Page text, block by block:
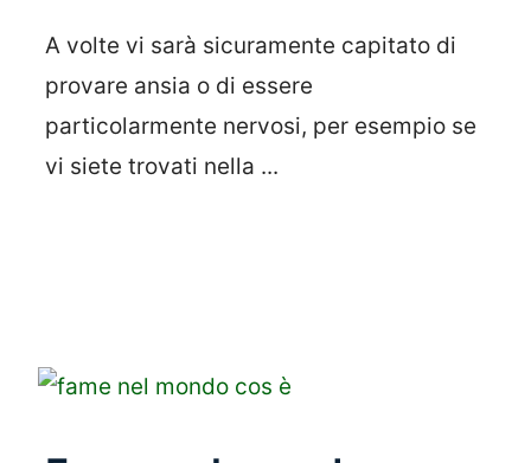
A volte vi sarà sicuramente capitato di
provare ansia o di essere
particolarmente nervosi, per esempio se
vi siete trovati nella ...